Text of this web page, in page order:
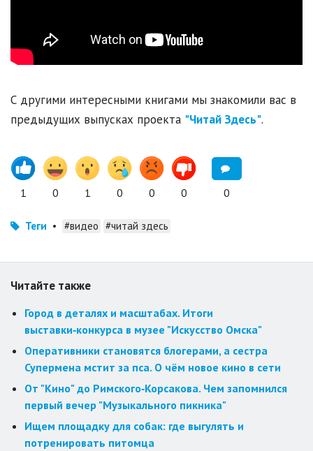
С другими интересными книгами мы знакомили вас в
предыдущих выпусках проекта "Читай Здесь".
1 0 1 0 0 0 0
Теги • #видео #читай здесь
Читайте также
Город в деталях и масштабах. Итоги
выставки‑конкурса в музее "Искусство Омска"
Оперативники становятся блогерами, а сестра
Супермена мстит за пса. О чём новое кино в сети
От "Кино" до Римского‑Корсакова. Чем запомнился
первый вечер "Музыкального пикника"
Ищем площадку для собак: где выгулять и
потренировать питомца